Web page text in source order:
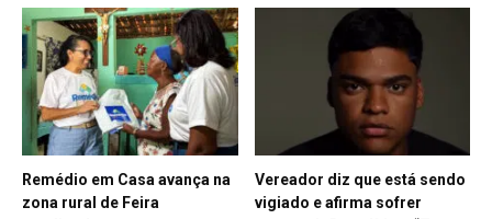
Remédio em Casa avança na
zona rural de Feira
Vereador diz que está sendo
vigiado e afirma sofrer